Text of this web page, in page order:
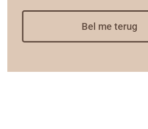
Bel me terug